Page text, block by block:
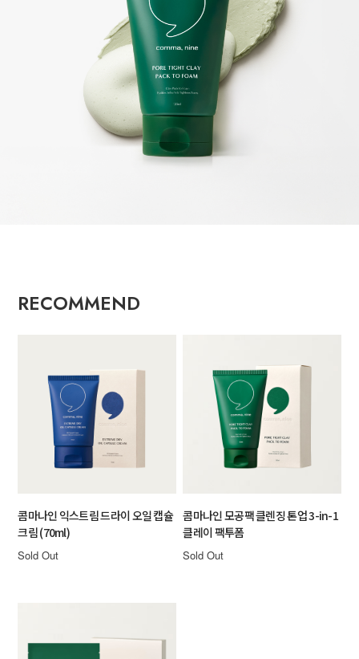
RECOMMEND
콤마나인 익스트림 드라이 오일 캡슐
크림 (70ml)
Sold Out
콤마나인 모공팩 클렌징 톤업 3-in-1
클레이 팩투폼
Sold Out